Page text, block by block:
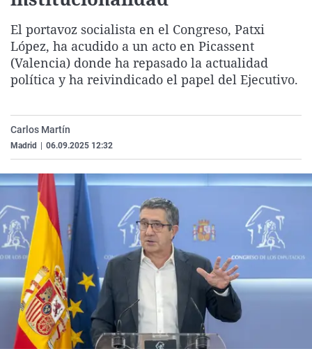
Gente viajera
Como el perro y el
Retornados
Equipo de
Operación Viuda
Galicia
La Rioja
Navarra
Televisión
Elecciones
El portavoz socialista en el Congreso, Patxi
López, ha acudido a un acto en Picassent
(Valencia) donde ha repasado la actualidad
política y ha reivindicado el papel del Ejecutivo.
Carlos Martín
Madrid 06.09.2025 12:32